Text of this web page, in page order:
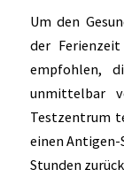
Um den
der
empfohlen,
unmittelbar
Testzentrum
einen
Stunden